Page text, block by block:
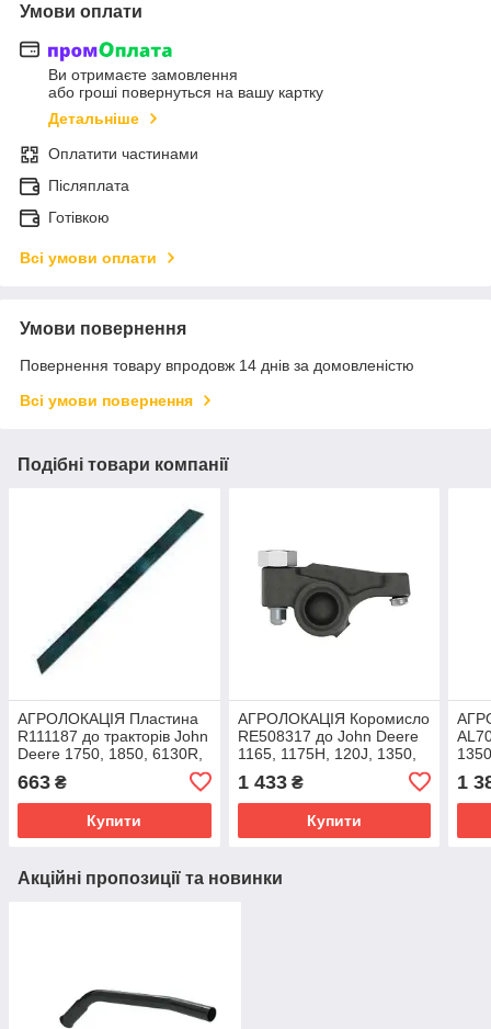
Умови оплати
Ви отримаєте замовлення
або гроші повернуться на вашу картку
Детальніше
Оплатити частинами
Післяплата
Готівкою
Всі умови оплати
Умови повернення
Повернення товару впродовж 14 днів за домовленістю
Всі умови повернення
Подібні товари компанії
АГРОЛОКАЦІЯ Пластина
R111187 до тракторів John
Deere 1750, 1850, 6130R,
6800, 6900
663 ₴
Купити
АГРОЛОКАЦІЯ Коромисло
RE508317 до John Deere
1165, 1175H, 120J, 1350,
1750, 1850,
1 433₴
Купити
1
Акційні пропозиції та новинки